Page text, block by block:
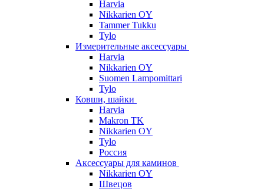
Harvia
Nikkarien OY
Tammer Tukku
Tylo
Измерительные аксессуары
Harvia
Nikkarien OY
Suomen Lampomittari
Tylo
Ковши, шайки
Harvia
Makron TK
Nikkarien OY
Tylo
Россия
Аксессуары для каминов
Nikkarien OY
Швецов